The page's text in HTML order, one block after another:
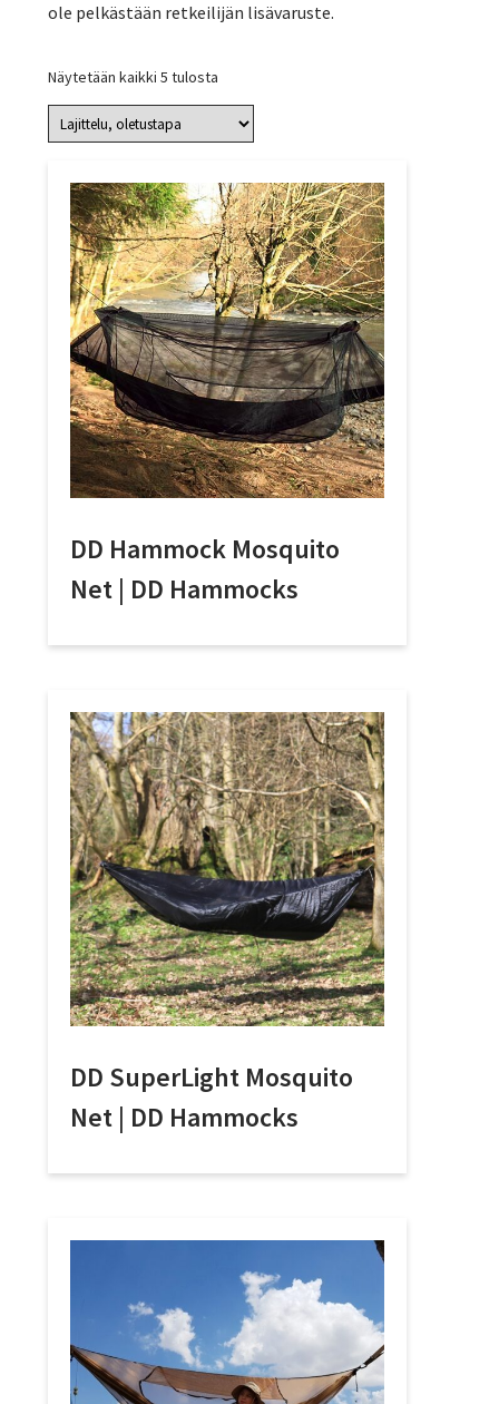
ole pelkästään retkeilijän lisävaruste.
Näytetään kaikki 5 tulosta
DD Hammock Mosquito
Net | DD Hammocks
DD SuperLight Mosquito
Net | DD Hammocks